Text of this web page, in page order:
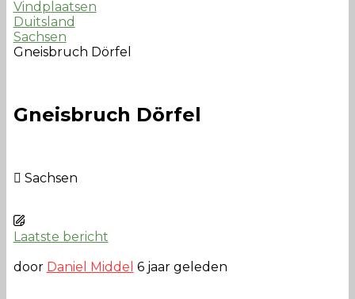
Vindplaatsen
Duitsland
Sachsen
Gneisbruch Dörfel
Gneisbruch Dörfel
Sachsen
Laatste bericht
door Daniel Middel 6 jaar geleden